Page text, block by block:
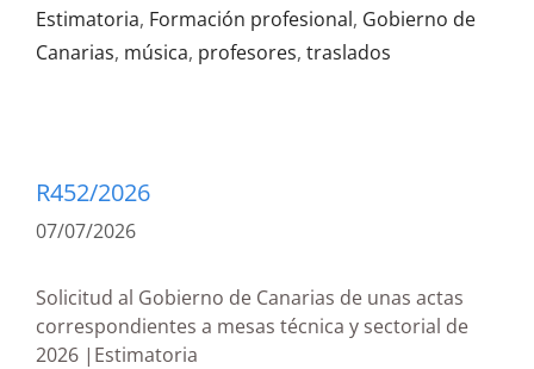
Estimatoria, Formación profesional, Gobierno de
Canarias, música, profesores, traslados
R452/2026
07/07/2026
Solicitud al Gobierno de Canarias de unas actas
correspondientes a mesas técnica y sectorial de
2026 |Estimatoria